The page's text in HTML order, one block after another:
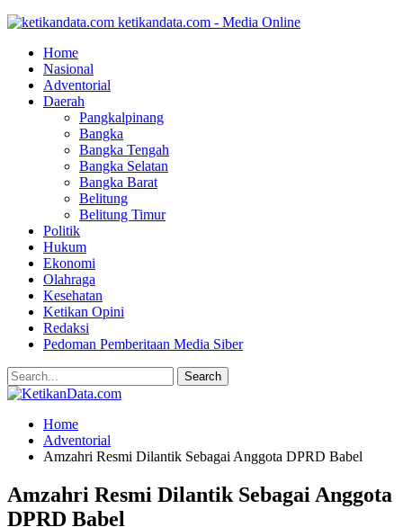
ketikandata.com - Media Online
Home
Nasional
Adventorial
Daerah
Pangkalpinang
Bangka
Bangka Tengah
Bangka Selatan
Bangka Barat
Belitung
Belitung Timur
Politik
Hukum
Ekonomi
Olahraga
Kesehatan
Ketikan Opini
Redaksi
Pedoman Pemberitaan Media Siber
Home
Adventorial
Amzahri Resmi Dilantik Sebagai Anggota DPRD Babel
Amzahri Resmi Dilantik Sebagai Anggota
DPRD Babel